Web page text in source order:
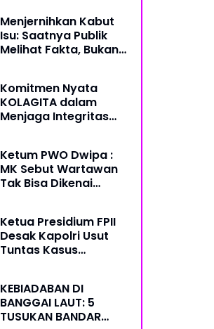
Semoga Selalu Sehat
Sukses Berkah Umur
Menjernihkan Kabut
Isu: Saatnya Publik
Melihat Fakta, Bukan
Komitmen Nyata
KOLAGITA dalam
Menjaga Integritas
Ketum PWO Dwipa :
MK Sebut Wartawan
Tak Bisa Dikenai
Profesi. Aparat Hukum
Diminta Patuhi
Ketua Presidium FPII
Desak Kapolri Usut
Tuntas Kasus
KEBIADABAN DI
BANGGAI LAUT: 5
TUSUKAN BANDAR